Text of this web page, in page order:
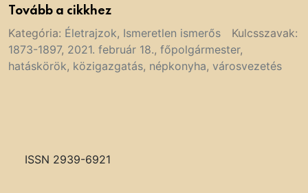
Tovább a cikkhez
Kategória: Életrajzok, Ismeretlen ismerős
Kulcsszavak:
1873-1897, 2021. február 18., főpolgármester,
hatáskörök, közigazgatás, népkonyha, városvezetés
ISSN 2939-6921